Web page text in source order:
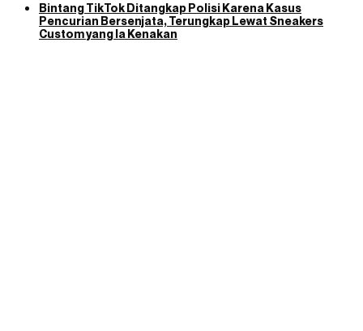
Bintang TikTok Ditangkap Polisi Karena Kasus
Pencurian Bersenjata, Terungkap Lewat Sneakers
Custom yang Ia Kenakan